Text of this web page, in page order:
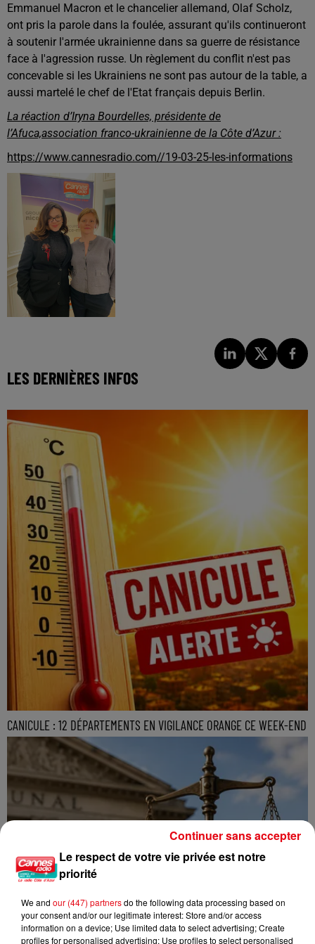
Emmanuel Macron et le chancelier allemand, Olaf Scholz,
ont pris la parole dans la foulée, assurant qu'ils continueront
à soutenir l'armée ukrainienne dans sa guerre de résistance
face à l'agression russe. Un règlement du conflit n'est pas
concevable si les Ukrainiens ne sont pas autour de la table, a
aussi martelé le chef de l'Etat français depuis Berlin.
La réaction d’Iryna Bourdelles, présidente de
l’Afuca,association franco-ukrainienne de la Côte d’Azur :
https://www.cannesradio.com//19-03-25-les-informations
LES DERNIÈRES INFOS
CANICULE : 12 DÉPARTEMENTS EN VIGILANCE ORANGE CE WEEK-END
Le respect de votre vie privée est notre
priorité
We and our (447) partnersdo the following data processing based on
your consent and/or our legitimate interest: Store and/or access
information on a device; Use limited data to select advertising; Create
profiles for personalised advertising; Use profiles to select personalised
Continuer sans accepter